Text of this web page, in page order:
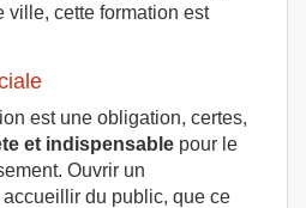
ville, cette formation est
est une obligation, certes,
et indispensable pour le
Ouvrir un
du public, que ce